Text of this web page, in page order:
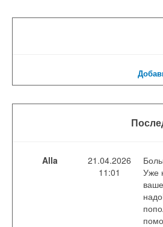
Alla
21.04.2026
11:01
Уже